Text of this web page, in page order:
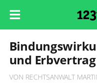
und Erbvertrag
VON RECHTSANWALT